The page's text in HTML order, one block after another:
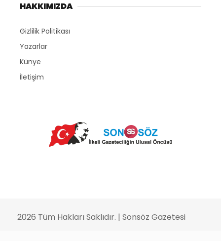
HAKKIMIZDA
Gizlilik Politikası
Yazarlar
Künye
İletişim
2026 Tüm Hakları Saklıdır. | Sonsöz Gazetesi